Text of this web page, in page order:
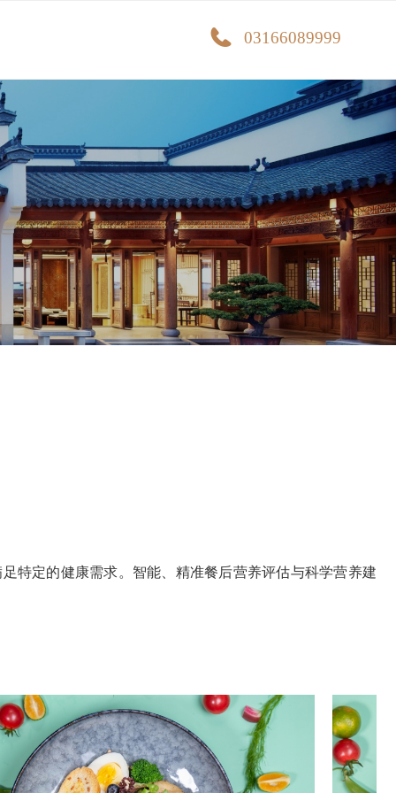
03166089999
特定的健康需求。智能、精准餐后营养评估与科学营养建